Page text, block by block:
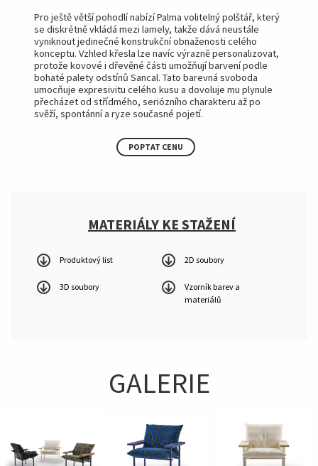
Pro ještě větší pohodlí nabízí Palma volitelný polštář, který
se diskrétně vkládá mezi lamely, takže dává neustále
vyniknout jedinečné konstrukční obnaženosti celého
konceptu. Vzhled křesla lze navíc výrazně personalizovat,
protože kovové i dřevěné části umožňují barvení podle
bohaté palety odstínů Sancal. Tato barevná svoboda
umocňuje expresivitu celého kusu a dovoluje mu plynule
přecházet od střídmého, seriózního charakteru až po
svěží, spontánní a ryze současné pojetí.
POPTAT CENU
MATERIÁLY KE STAŽENÍ
Produktový list 2D soubory
3D soubory
Vzorník barev a
materiálů
GALERIE